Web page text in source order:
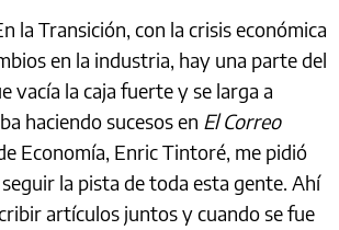
la Transición, con la crisis económica
en la industria, hay una parte del
vacía la caja fuerte y se larga a
haciendo sucesos en El Correo
Economía, Enric Tintoré, me pidió
la pista de toda esta gente. Ahí
artículos juntos y cuando se fue